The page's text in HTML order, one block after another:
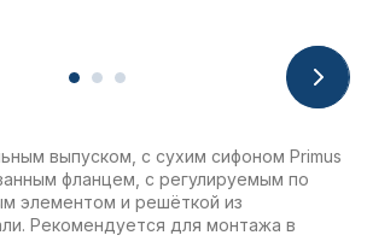
выпуском, с сухим сифоном Primus
фланцем, с регулируемым по
элементом и решёткой из
Рекомендуется для монтажа в